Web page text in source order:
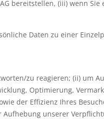
bereitstellen, (iii) wenn Sie
Daten zu einer
zu reagieren; (ii) um
Optimierung,
der Effizienz Ihres
unserer